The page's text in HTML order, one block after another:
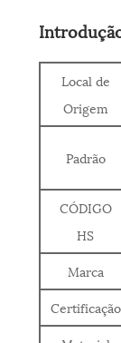
Local de
Origem
Padrão
CÓDIGO
HS
Marca
Certificação